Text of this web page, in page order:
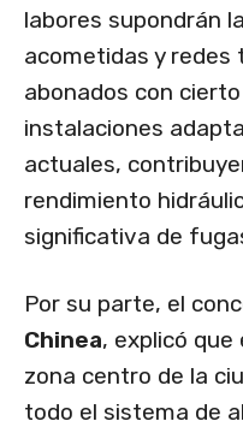
labores supondrán
acometidas y redes
abonados con
instalaciones
actuales,
rendimiento
significativa de
Por su parte, el
Chinea, explicó que
zona centro de la
todo el sistema de